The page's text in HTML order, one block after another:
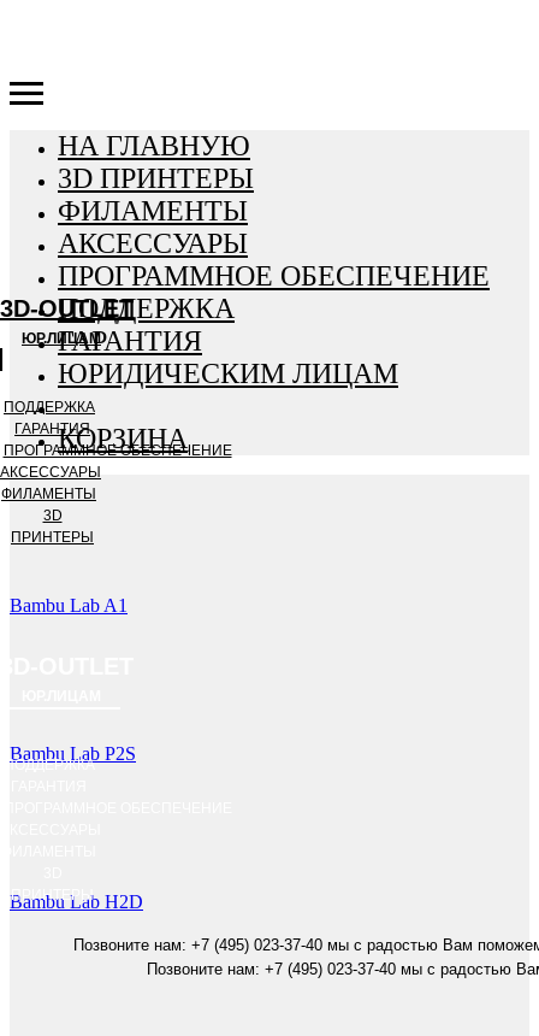
3D-OUTLET
ЮР.ЛИЦАМ
ПОДДЕРЖКА
ГАРАНТИЯ
ПРОГРАММНОЕ ОБЕСПЕЧЕНИЕ
АКСЕССУАРЫ
ФИЛАМЕНТЫ
3D
ПРИНТЕРЫ
ПОДДЕРЖКА
ПРИНТЕРЫ
Позвоните нам: +7 (495) 023-37-40 мы с радостью Вам
Позвоните нам: +7 (495) 023-37-40 мы с радостью
НА ГЛАВНУЮ
3D ПРИНТЕРЫ
ФИЛАМЕНТЫ
АКСЕССУАРЫ
ПРОГРАММНОЕ ОБЕСПЕЧЕНИЕ
ПОДДЕРЖКА
ГАРАНТИЯ
ЮРИДИЧЕСКИМ ЛИЦАМ
КОРЗИНА
Bambu Lab A1
Bambu Lab P2S
Bambu Lab H2D